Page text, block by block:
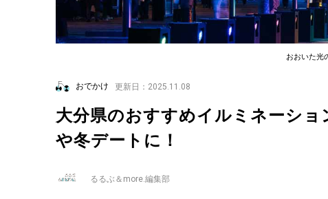
おおいた光
おでかけ 更新日：2025.11.08
大分県のおすすめイルミネーシ
や冬デートに！
るるぶ＆more.編集部